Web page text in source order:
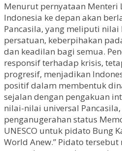
Menurut pernyataan Menteri
Indonesia ke depan akan
Pancasila, yang meliputi nilai
persatuan, keberpihakan
dan keadilan bagi semua.
responsif terhadap krisis,
progresif, menjadikan
positif dalam membentuk
sejalan dengan pengakuan
nilai-nilai universal
penganugerahan status
UNESCO untuk pidato Bung
World Anew.” Pidato